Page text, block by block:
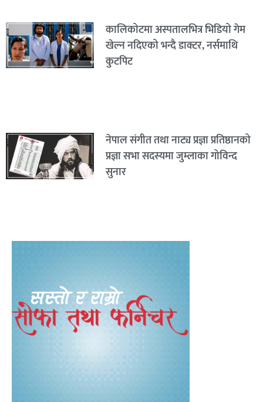
कालिकोटमा अस्पतालभित्र भिडियो गेम
खेल्न नदिएको भन्दै डाक्टर, नर्समाथि
कुटपिट
नेपाल संगीत तथा नाट्य प्रज्ञा प्रतिष्ठानको
प्रज्ञा सभा सदस्यमा जुम्लाका गोविन्द
सुनार